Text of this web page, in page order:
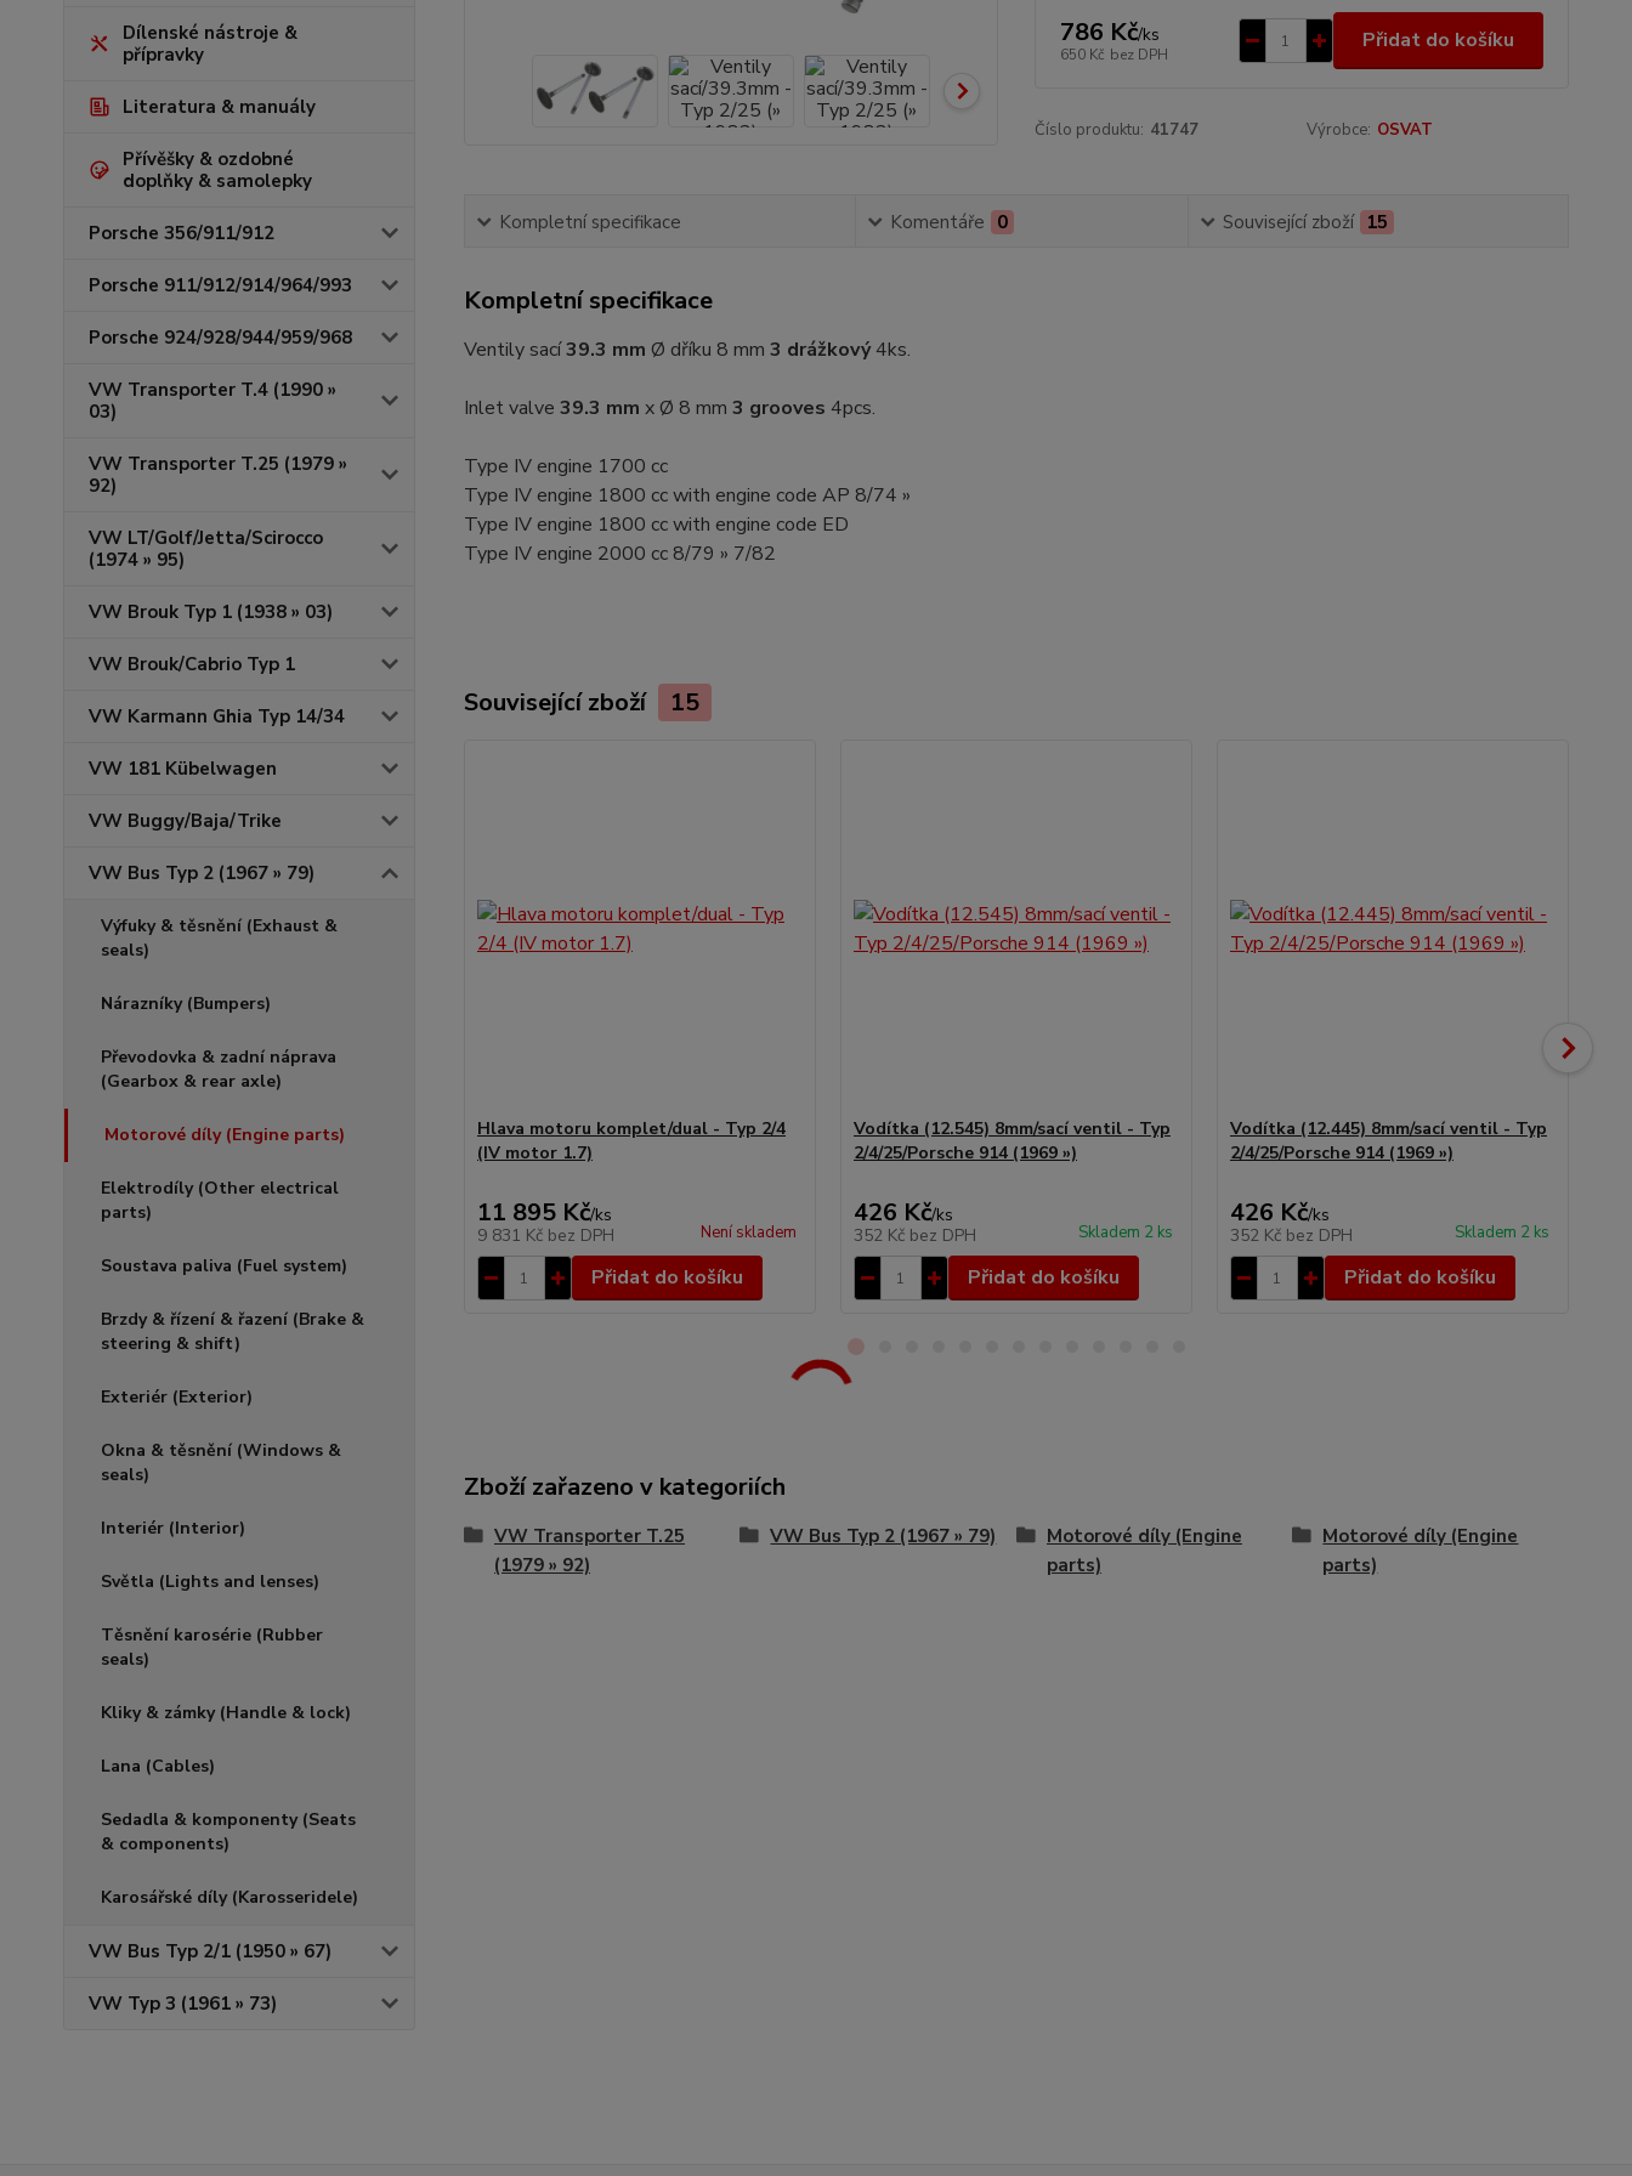
Dílenské nástroje &
přípravky
Literatura & manuály
Přívěšky & ozdobné
doplňky & samolepky
Porsche 356/911/912
Porsche 911/912/914/964/993
Porsche 924/928/944/959/968
VW Transporter T.4 (1990 »
03)
VW Transporter T.25 (1979 »
92)
VW LT/Golf/Jetta/Scirocco
(1974 » 95)
VW Brouk Typ 1 (1938 » 03)
VW Brouk/Cabrio Typ 1
VW Karmann Ghia Typ 14/34
VW 181 Kübelwagen
VW Buggy/Baja/Trike
VW Bus Typ 2 (1967 » 79)
Výfuky & těsnění (Exhaust &
seals)
Nárazníky (Bumpers)
Převodovka & zadní náprava
(Gearbox & rear axle)
Motorové díly (Engine parts)
Elektrodíly (Other electrical
parts)
Soustava paliva (Fuel system)
Brzdy & řízení & řazení (Brake &
steering & shift)
Exteriér (Exterior)
Okna & těsnění (Windows &
seals)
Interiér (Interior)
Světla (Lights and lenses)
Těsnění karosérie (Rubber
seals)
Kliky & zámky (Handle & lock)
Lana (Cables)
Sedadla & komponenty (Seats
& components)
Karosářské díly (Karosseridele)
VW Bus Typ 2/1 (1950 » 67)
VW Typ 3 (1961 » 73)
786 Kč/ks
650 Kč bez DPH
Přidat do košíku
Číslo produktu: 41747 Výrobce: OSVAT
Kompletní specifikace Komentáře 0 Související zboží 15
Kompletní specifikace
Ventily sací39.3 mm Ø dříku 8 mm 3 drážkový4ks.
Inlet valve 39.3 mm x Ø 8 mm 3 grooves 4pcs.
Type IV engine 1700 cc
Type IV engine 1800 cc with engine code AP 8/74 »
Type IV engine 1800 cc with engine code ED
Type IV engine 2000 cc 8/79 » 7/82
Související zboží 15
Hlava motoru komplet/dual - Typ 2/4
(IV motor 1.7)
11 895 Kč/ks
9 831 Kč bez DPH Není skladem
Přidat do košíku
Vodítka (12.545) 8mm/sací ventil - Typ
2/4/25/Porsche 914 (1969 »)
426 Kč/ks
352 Kč bez DPH Skladem 2 ks
Přidat do košíku
Vodítka (12.445) 8mm/sací ventil - Typ
2/4/25/Porsche 914 (1969 »)
426 Kč/ks
352 Kč bez DPH Skladem 2 ks
Přidat do košíku
Zboží zařazeno v kategoriích
VW Transporter T.25
(1979 » 92)
VW Bus Typ 2 (1967 » 79)
Motorové díly (Engine
parts)
Motorové díly (Engine
parts)